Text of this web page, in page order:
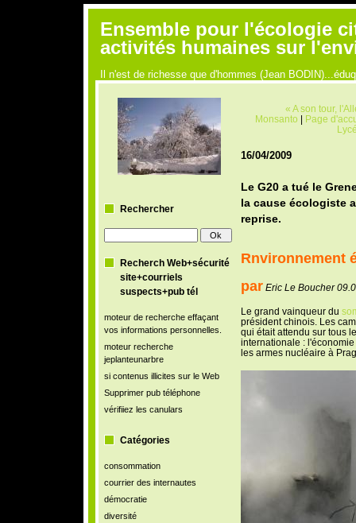
Ensemble pour l'écologie
activités humaines sur
Il n'est de richesse que d'hommes (Jean
Rechercher
Recherch Web+sécurité
site+courriels
suspects+pub tél
moteur de recherche effaçant
vos informations personnelles.
moteur recherche
jeplanteunarbre
si contenus illicites sur le Web
Supprimer pub téléphone
vérifiiez les canulars
Catégories
consommation
courrier des internautes
démocratie
diversité
« A son tour,
Monsanto | Page
16/04/2009
Le G20 a tué le
la cause écologiste
reprise.
Rnvironnement
par Eric Le Boucher
Le grand vainqueur du
président chinois. Les
qui était attendu sur tous
internationale :
les armes nucléaire à